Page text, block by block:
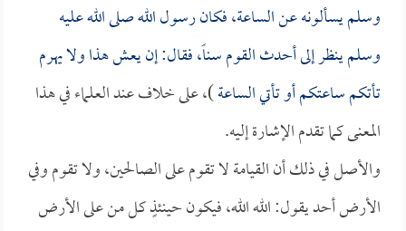
وسلم يسألونه عن الساعة، فكان رسول الله صلى الله عليه
وسلم ينظر إلى أحدث القوم سناً، فقال: إن يعش هذا ولا يهرم
تأتكم ساعتكم أو تأتي الساعة)، على خلاف عند العلماء في هذا
المعنى كما تقدم الإشارة إليه.
والأصل في ذلك أن القيامة لا تقوم على الصالحين، ولا تقوم وفي
الأرض أحد يقول: الله الله، فيكون حينئذٍ كل من على الأرض